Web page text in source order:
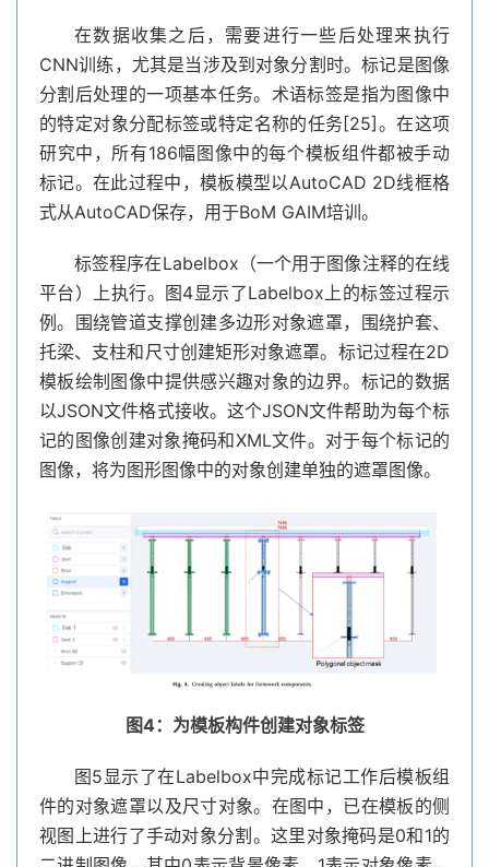
在数据收集之后，需要进行一些后处理来执行
CNN训练，尤其是当涉及到对象分割时。标记是图像
分割后处理的一项基本任务。术语标签是指为图像中
的特定对象分配标签或特定名称的任务[25]。在这项
研究中，所有186幅图像中的每个模板组件都被手动
标记。在此过程中，模板模型以AutoCAD 2D线框格
式从AutoCAD保存，用于BoM GAIM培训。
标签程序在Labelbox（一个用于图像注释的在线
平台）上执行。图4显示了Labelbox上的标签过程示
例。围绕管道支撑创建多边形对象遮罩，围绕护套、
托梁、支柱和尺寸创建矩形对象遮罩。标记过程在2D
模板绘制图像中提供感兴趣对象的边界。标记的数据
以JSON文件格式接收。这个JSON文件帮助为每个标
记的图像创建对象掩码和XML文件。对于每个标记的
图像，将为图形图像中的对象创建单独的遮罩图像。
图4：为模板构件创建对象标签
图5显示了在Labelbox中完成标记工作后模板组
件的对象遮罩以及尺寸对象。在图中，已在模板的侧
视图上进行了手动对象分割。这里对象掩码是0和1的